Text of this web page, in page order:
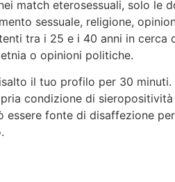
match eterosessuali, solo
sessuale, religione,
tra i 25 e i 40 anni in
o opinioni politiche.
il tuo profilo per 30
condizione di
essere fonte di disaffezione